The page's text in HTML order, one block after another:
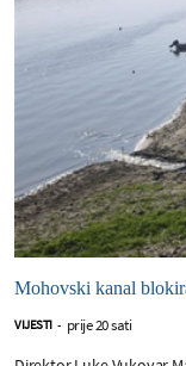
Mohovski kanal
VIJESTI - prije 20 sati